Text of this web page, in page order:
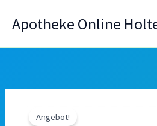
InhaltApotheke Online
Angebot!